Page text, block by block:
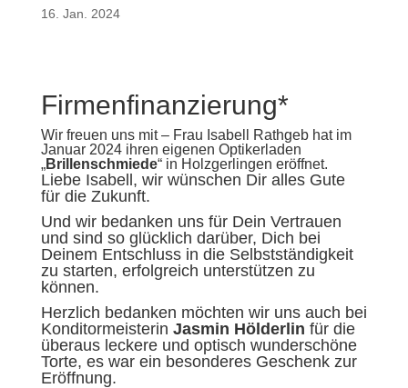
16. Jan. 2024
Firmenfinanzierung*
Wir freuen uns mit – Frau Isabell Rathgeb hat im
Januar 2024 ihren eigenen Optikerladen
„Brillenschmiede“ in Holzgerlingen eröffnet.
Liebe Isabell, wir wünschen Dir alles Gute
für die Zukunft.
Und wir bedanken uns für Dein Vertrauen
und sind so glücklich darüber, Dich bei
Deinem Entschluss in die Selbstständigkeit
zu starten, erfolgreich unterstützen zu
können.
Herzlich bedanken möchten wir uns auch bei
Konditormeisterin Jasmin Hölderlin für die
überaus leckere und optisch wunderschöne
Torte, es war ein besonderes Geschenk zur
Eröffnung.